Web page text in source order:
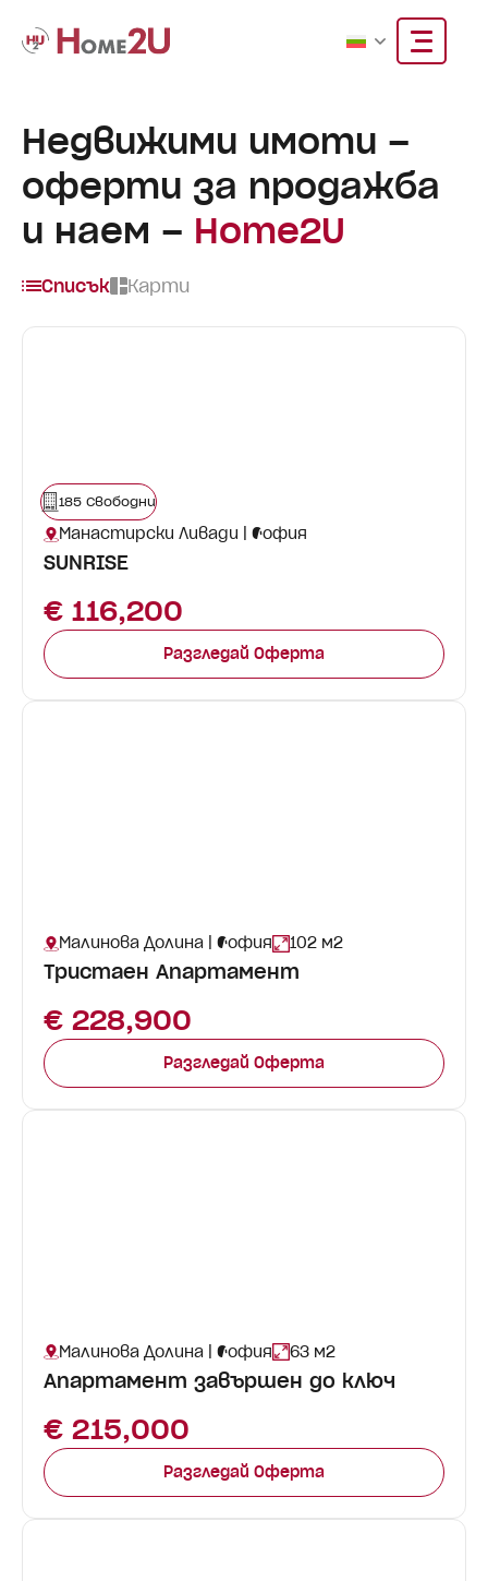
Недвижими имоти –
оферти за продажба
и наем – Home2U
Списък Карти
Манастирски Ливади | София
185 Свободни
SUNRISE
€ 116,200
Разгледай Оферта
Малинова Долина | София 102 м2
Тристаен Апартамент
€ 228,900
Разгледай Оферта
Малинова Долина | София 63 м2
Апартамент завършен до ключ
€ 215,000
Разгледай Оферта